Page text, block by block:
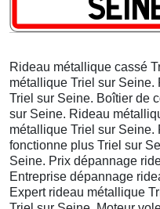
Rideau métallique cassé
métallique Triel sur
Triel sur Seine. Boîtier de
sur Seine. Rideau
métallique Triel sur
fonctionne plus Triel sur
Seine. Prix dépannage
Entreprise dépannage
Expert rideau métallique